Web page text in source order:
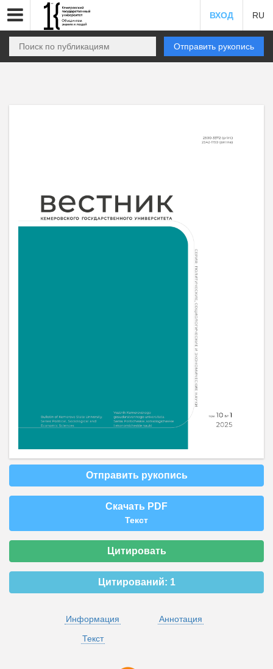
ВХОД RU
Отправить рукопись
Отправить рукопись
Скачать PDF
Текст
Цитировать
Цитирований: 1
Информация
Аннотация
Текст